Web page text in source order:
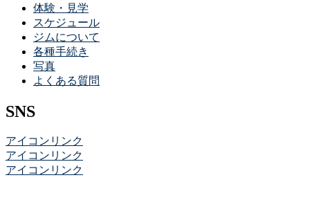
体験・見学
スケジュール
ジムについて
各種手続き
写真
よくある質問
SNS
アイコンリンク
アイコンリンク
アイコンリンク